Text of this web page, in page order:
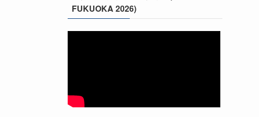
FUKUOKA 2026)